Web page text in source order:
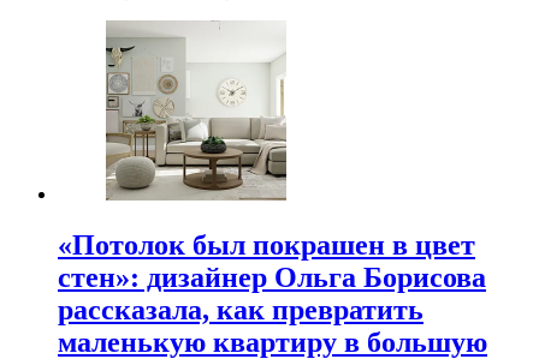
«Потолок был покрашен в цвет
стен»: дизайнер Ольга Борисова
рассказала, как превратить
маленькую квартиру в большую